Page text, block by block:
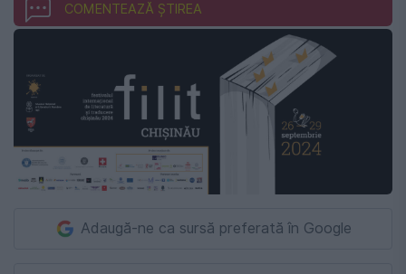
COMENTEAZĂ ȘTIREA
Adaugă-ne ca sursă preferată în Google